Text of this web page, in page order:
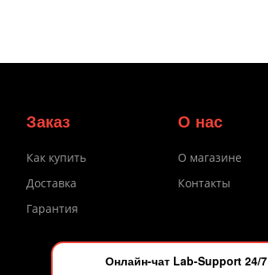
Онлайн-чат Lab-Support 24/7
Заказ
Как купить
Доставка
Гарантия
О нас
О магазине
Контакты